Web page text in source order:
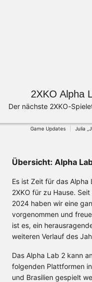
2XKO Alpha
Der nächste 2XKO-
Game Updates Julia
Übersicht: Alpha
Es ist Zeit für das
2XKO für zu Hause. Seit
2024 haben wir eine
vorgenommen und
ist es, ein
weiteren Verlauf des
Das Alpha Lab 2 kann
folgenden Plattformen
und Brasilien gespielt